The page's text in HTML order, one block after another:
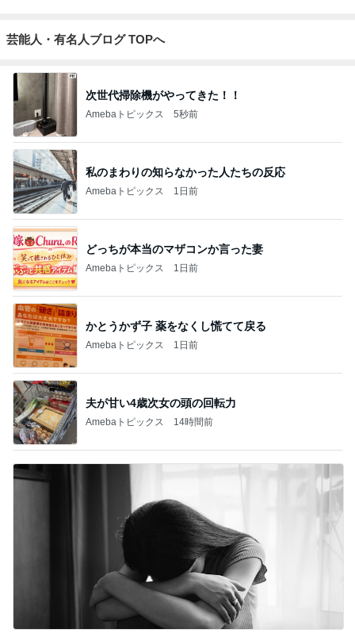
芸能人・有名人ブログ TOPへ
次世代掃除機がやってきた！！
Amebaトピックス 5秒前
私のまわりの知らなかった人たちの反応
Amebaトピックス 1日前
どっちが本当のマザコンか言った妻
Amebaトピックス 1日前
かとうかず子 薬をなくし慌てて戻る
Amebaトピックス 1日前
夫が甘い4歳次女の頭の回転力
Amebaトピックス 14時間前